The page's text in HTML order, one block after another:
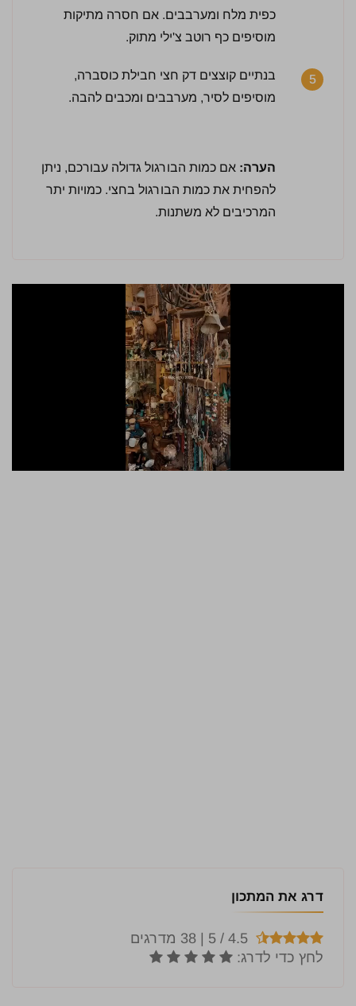
כפית מלח ומערבבים. אם חסרה מתיקות
מוסיפים כף רוטב צ'ילי מתוק.
5
בנתיים קוצצים דק חצי חבילת כוסברה,
מוסיפים לסיר, מערבבים ומכבים להבה.
הערה: אם כמות הבורגול גדולה עבורכם, ניתן
להפחית את כמות הבורגול בחצי. כמויות יתר
המרכיבים לא משתנות.
דרג את המתכון